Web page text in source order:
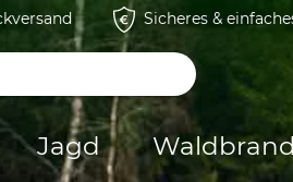
Sicheres &
Jagd